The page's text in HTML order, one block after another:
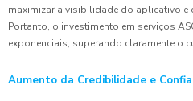
maximizar a visibilidade do aplicativo e
Portanto, o investimento em serviços
exponenciais, superando claramente o
Aumento da Credibilidade e